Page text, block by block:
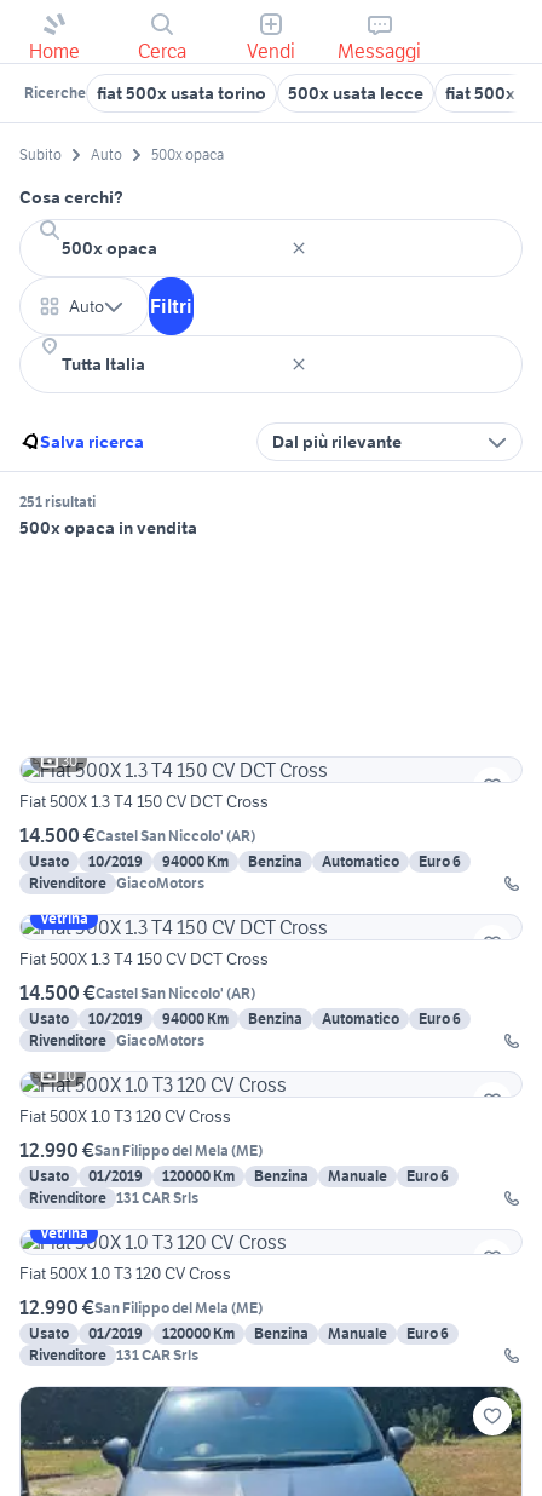
Home Cerca Vendi Messaggi
Ricerche fiat 500x usata torino 500x usata lecce fiat 500x
Subito Auto 500x opaca
Cosa cerchi?
Auto Filtri
Salva ricerca Dal più rilevante
251 risultati
500x opaca in vendita
30
Fiat 500X 1.3 T4 150 CV DCT Cross
14.500 €Castel San Niccolo' (AR)
Usato
10/2019 94000 Km Benzina Automatico
Euro 6
Rivenditore GiacoMotors
Vetrina
Fiat 500X 1.3 T4 150 CV DCT Cross
14.500 €Castel San Niccolo' (AR)
Usato
10/2019 94000 Km Benzina Automatico
Euro 6
Rivenditore GiacoMotors
10
Fiat 500X 1.0 T3 120 CV Cross
12.990 €San Filippo del Mela (ME)
Usato
01/2019 120000 Km Benzina Manuale
Euro 6
Rivenditore 131 CAR Srls
Vetrina
Fiat 500X 1.0 T3 120 CV Cross
12.990 €San Filippo del Mela (ME)
Usato
01/2019 120000 Km Benzina Manuale
Euro 6
Rivenditore 131 CAR Srls